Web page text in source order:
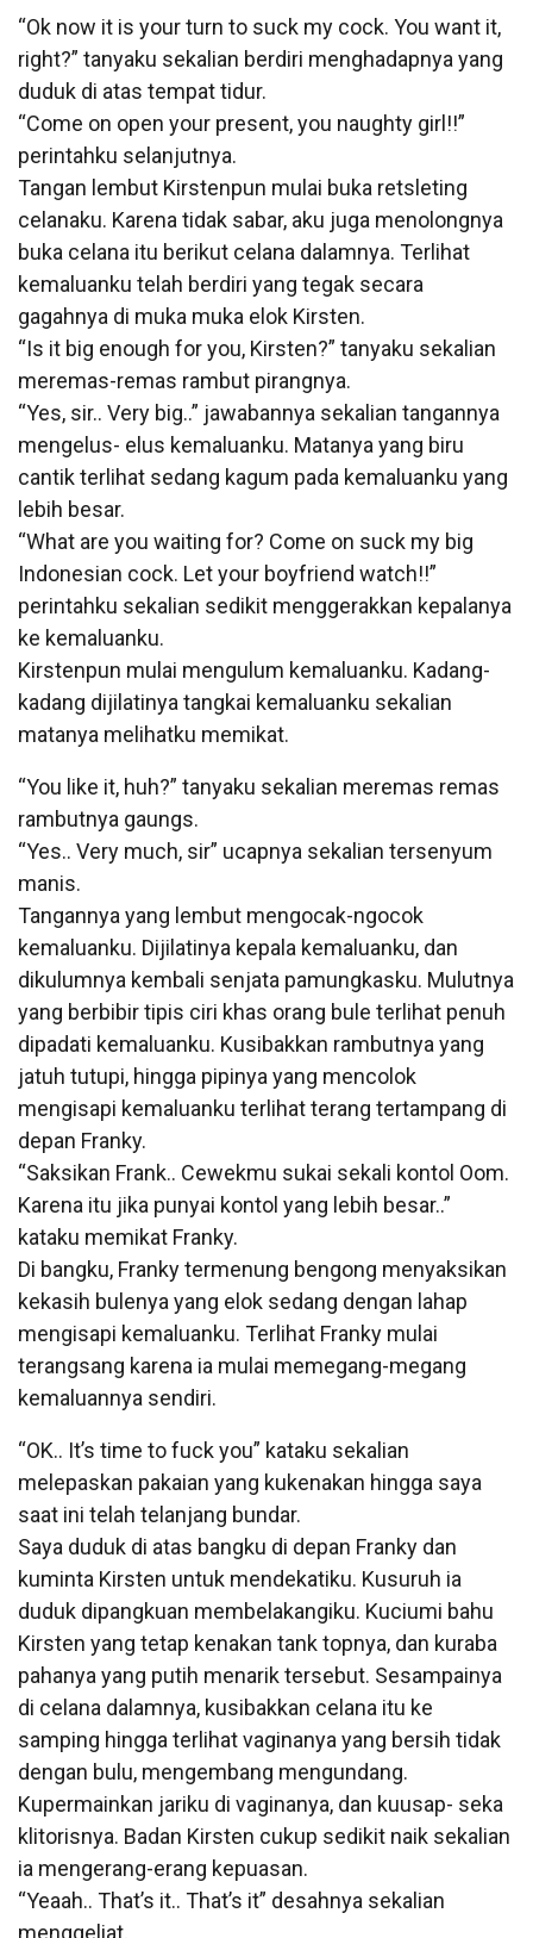
“Ok now it is your turn to suck my cock. You want it,
right?” tanyaku sekalian berdiri menghadapnya yang
duduk di atas tempat tidur.
“Come on open your present, you naughty girl!!”
perintahku selanjutnya.
Tangan lembut Kirstenpun mulai buka retsleting
celanaku. Karena tidak sabar, aku juga menolongnya
buka celana itu berikut celana dalamnya. Terlihat
kemaluanku telah berdiri yang tegak secara
gagahnya di muka muka elok Kirsten.
“Is it big enough for you, Kirsten?” tanyaku sekalian
meremas-remas rambut pirangnya.
“Yes, sir.. Very big..” jawabannya sekalian tangannya
mengelus- elus kemaluanku. Matanya yang biru
cantik terlihat sedang kagum pada kemaluanku yang
lebih besar.
“What are you waiting for? Come on suck my big
Indonesian cock. Let your boyfriend watch!!”
perintahku sekalian sedikit menggerakkan kepalanya
ke kemaluanku.
Kirstenpun mulai mengulum kemaluanku. Kadang-
kadang dijilatinya tangkai kemaluanku sekalian
matanya melihatku memikat.
“You like it, huh?” tanyaku sekalian meremas remas
rambutnya gaungs.
“Yes.. Very much, sir” ucapnya sekalian tersenyum
manis.
Tangannya yang lembut mengocak-ngocok
kemaluanku. Dijilatinya kepala kemaluanku, dan
dikulumnya kembali senjata pamungkasku. Mulutnya
yang berbibir tipis ciri khas orang bule terlihat penuh
dipadati kemaluanku. Kusibakkan rambutnya yang
jatuh tutupi, hingga pipinya yang mencolok
mengisapi kemaluanku terlihat terang tertampang di
depan Franky.
“Saksikan Frank.. Cewekmu sukai sekali kontol Oom.
Karena itu jika punyai kontol yang lebih besar..”
kataku memikat Franky.
Di bangku, Franky termenung bengong menyaksikan
kekasih bulenya yang elok sedang dengan lahap
mengisapi kemaluanku. Terlihat Franky mulai
terangsang karena ia mulai memegang-megang
kemaluannya sendiri.
“OK.. It’s time to fuck you” kataku sekalian
melepaskan pakaian yang kukenakan hingga saya
saat ini telah telanjang bundar.
Saya duduk di atas bangku di depan Franky dan
kuminta Kirsten untuk mendekatiku. Kusuruh ia
duduk dipangkuan membelakangiku. Kuciumi bahu
Kirsten yang tetap kenakan tank topnya, dan kuraba
pahanya yang putih menarik tersebut. Sesampainya
di celana dalamnya, kusibakkan celana itu ke
samping hingga terlihat vaginanya yang bersih tidak
dengan bulu, mengembang mengundang.
Kupermainkan jariku di vaginanya, dan kuusap- seka
klitorisnya. Badan Kirsten cukup sedikit naik sekalian
ia mengerang-erang kepuasan.
“Yeaah.. That’s it.. That’s it” desahnya sekalian
menggeliat.